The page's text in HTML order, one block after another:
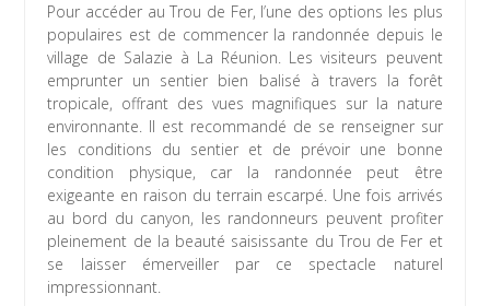
Pour accéder au Trou de Fer, l’une des options les plus
populaires est de commencer la randonnée depuis le
village de Salazie à La Réunion. Les visiteurs peuvent
emprunter un sentier bien balisé à travers la forêt
tropicale, offrant des vues magnifiques sur la nature
environnante. Il est recommandé de se renseigner sur
les conditions du sentier et de prévoir une bonne
condition physique, car la randonnée peut être
exigeante en raison du terrain escarpé. Une fois arrivés
au bord du canyon, les randonneurs peuvent profiter
pleinement de la beauté saisissante du Trou de Fer et
se laisser émerveiller par ce spectacle naturel
impressionnant.